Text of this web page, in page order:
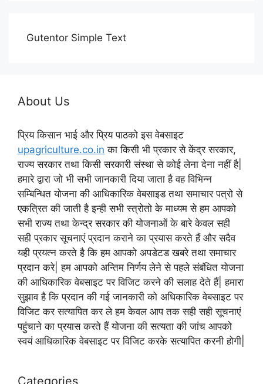
Gutentor Simple Text
About Us
प्रिय किसान भाई और प्रिय पाठको इस वेबसाइट
upagriculture.co.in का किसी भी प्रकार से केंद्र सरकार,
राज्य सरकार तथा किसी सरकारी संस्था से कोई लेना देना नहीं है|
हमारे द्वारा जो भी सभी जानकारी दिया जाता है वह विभिन्न
सम्बिन्धित योजना की आधिकारिक वेबसाइड तथा समाचार पत्रो से
एकत्रित की जाती है इन्ही सभी स्त्रोतो के माध्यम से हम आपको
सभी राज्य तथा केन्द्र सरकार की योजनाओं के बारे केवल सही
सही प्रकार सूचनाएं प्रदान कराने का प्रयास करते हैं और सदैव
यही प्रयत्न करते है कि हम आपको अपडेटड खबरे तथा समाचार
प्रदान करे| हम आपको अन्तिम निर्णय लेने से पहले संबंधित योजना
की आधिकारिक वेबसाइट पर विजिट करने की सलाह देते हैं| हमारा
सुझाव है कि प्रदान की गई जानकारी को अधिकारिक वेबसाइट पर
विजिट कर सत्यापित कर ले हम केवल आप तक सही सही सूचनाएं
पहुंचाने का प्रयास करते हैं योजना की सत्यता की जांच आपको
स्वयं आधिकारिक वेबसाइट पर विजिट करके सत्यापित करनी होगी|
Categories